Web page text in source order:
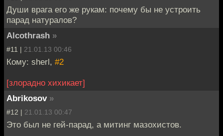
Души врага его же рукам: почему бы не устроить
парад натуралов?
Alcothrash »
#11 | 21.01.13 00:46
Кому: sherl, #2
[злорадно хихикает]
Abrikosov »
#12 | 21.01.13 00:47
Это был не гей-парад, а митинг мазохистов.